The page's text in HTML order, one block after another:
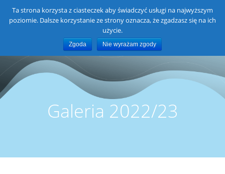
Skip
to
content
Szkoła Podstawowa im. 21
Brygady Strzelców Podhalańskich
w Brzezówce
Galeria 2022/23
Ta strona korzysta z ciasteczek aby świadczyć usługi na najwyższym
poziomie. Dalsze korzystanie ze strony oznacza, że zgadzasz się na ich
użycie.
Zgoda Nie wyrażam zgody